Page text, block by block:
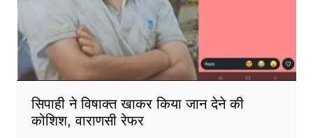
सिपाही ने विषाक्त खाकर किया जान देने की
कोशिश, वाराणसी रेफर